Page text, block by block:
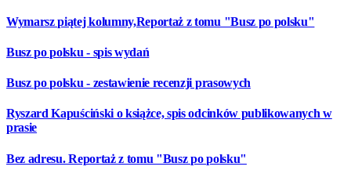
Wymarsz piątej kolumny,Reportaż z tomu "Busz po polsku"
Busz po polsku - spis wydań
Busz po polsku - zestawienie recenzji prasowych
Ryszard Kapuściński o książce, spis odcinków publikowanych w
prasie
Bez adresu. Reportaż z tomu "Busz po polsku"